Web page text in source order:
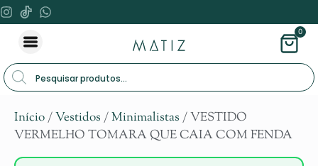
0
Início/Vestidos /Minimalistas / VESTIDO
VERMELHO TOMARA QUE CAIA COM FENDA